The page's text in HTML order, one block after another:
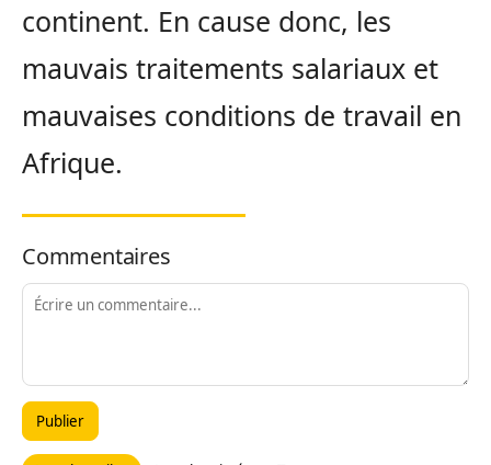
continent. En cause donc, les
mauvais traitements salariaux et
mauvaises conditions de travail en
Afrique.
Commentaires
Publier